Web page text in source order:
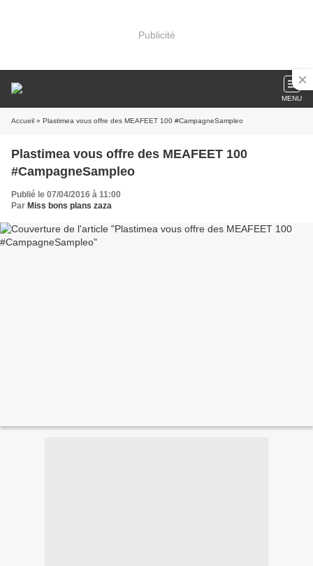
Publicité
MENU
Accueil » Plastimea vous offre des MEAFEET 100 #CampagneSampleo
Plastimea vous offre des MEAFEET 100
#CampagneSampleo
Publié le 07/04/2016 à 11:00
Par Miss bons plans zaza